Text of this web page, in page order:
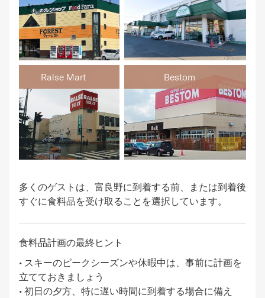
Ralse Mart Bestom
多くのゲストは、富良野に到着する前、または到着後
すぐに食料品を受け取ることを選択しています。
食料品計画の最終ヒント
• スキーのピークシーズンや休暇中は、事前に計画を
立てておきましょう
• 初日の夕方、特に遅い時間に到着する場合に備え